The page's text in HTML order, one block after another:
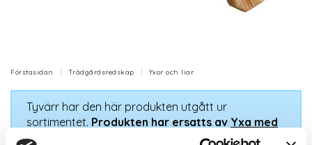
Förstasidan Trädgårdsredskap Yxor och liar
Tyvärr har den här produkten utgått ur
sortimentet. Produkten har ersatts av Yxa med
glasfiberskaft/gummihandtag